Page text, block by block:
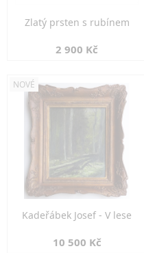
Zlatý prsten s rubínem
2 900 Kč
NOVÉ
Kadeřábek Josef - V lese
10 500 Kč